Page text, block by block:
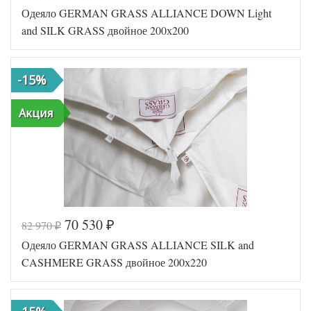
Артикул
GG-22192
Ширина х
Длина
200х200 (евро)
Сезонность
Теплое
Наполнитель
Гусиный пух
Ткань
пуходержащий
Производитель
German Grass
(Австрия)
Код товара
Артикул
GG-321973202
0
Ширина х
Длина
Легкое,
Всесезонное,
Одеяло GERMAN GRASS ALLIANCE DOWN Light
and SILK GRASS двойное 200х200
Акция
-15%
82 970₽ 70 530 ₽
Одеяло GERMAN GRASS ALLIANCE SILK and
CASHMERE GRASS двойное 200х220